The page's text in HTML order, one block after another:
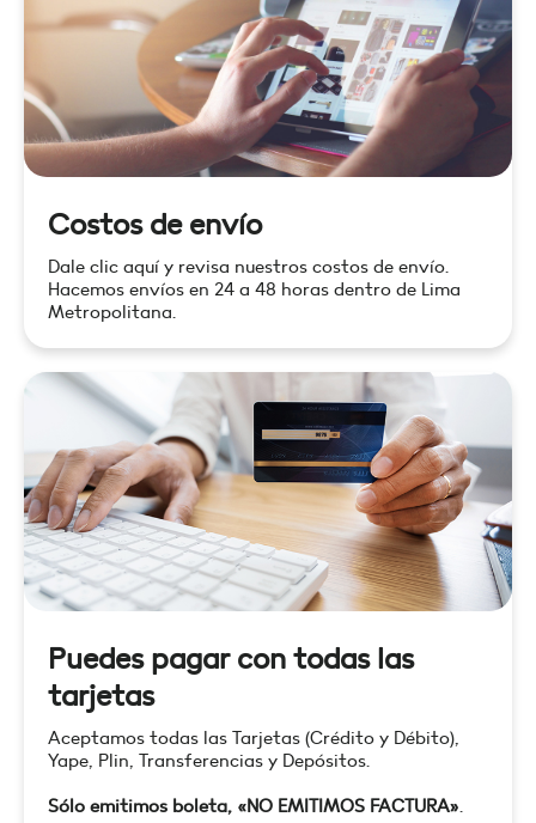
Costos de envío
Dale clic aquí y revisa nuestros costos de envío.
Hacemos envíos en 24 a 48 horas dentro de Lima
Metropolitana.
Puedes pagar con todas las
tarjetas
Aceptamos todas las Tarjetas (Crédito y Débito),
Yape, Plin, Transferencias y Depósitos.
Sólo emitimos boleta, «NO EMITIMOS FACTURA».